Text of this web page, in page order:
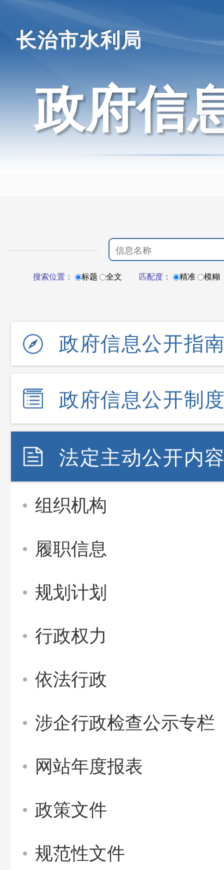
长治市水利局
政府信
搜索位置： 标题 全文 匹配度： 精准 模糊
政府信息公开指
政府信息公开制
法定主动公开内
组织机构
履职信息
规划计划
行政权力
依法行政
涉企行政检查公示专栏
网站年度报表
政策文件
规范性文件